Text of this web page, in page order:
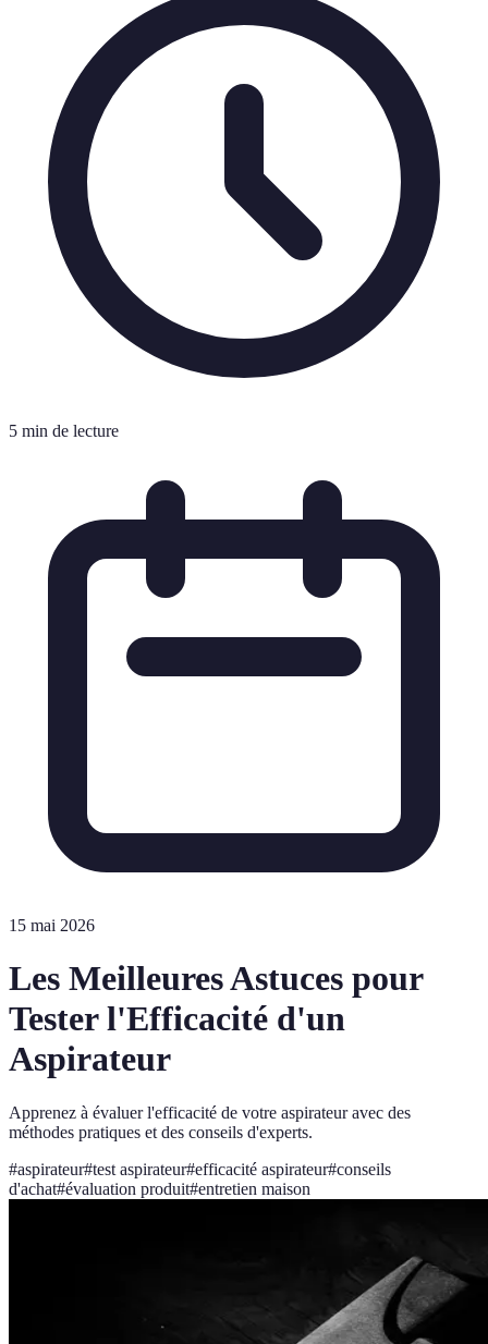
5 min de lecture
15 mai 2026
Les Meilleures Astuces pour
Tester l'Efficacité d'un
Aspirateur
Apprenez à évaluer l'efficacité de votre aspirateur avec des
méthodes pratiques et des conseils d'experts.
#aspirateur#test aspirateur#efficacité aspirateur#conseils
d'achat#évaluation produit#entretien maison